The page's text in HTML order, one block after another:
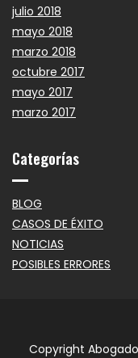
julio 2018
mayo 2018
marzo 2018
octubre 2017
mayo 2017
marzo 2017
Categorías
BLOG
CASOS DE ÉXITO
NOTICIAS
POSIBLES ERRORES
Copyright